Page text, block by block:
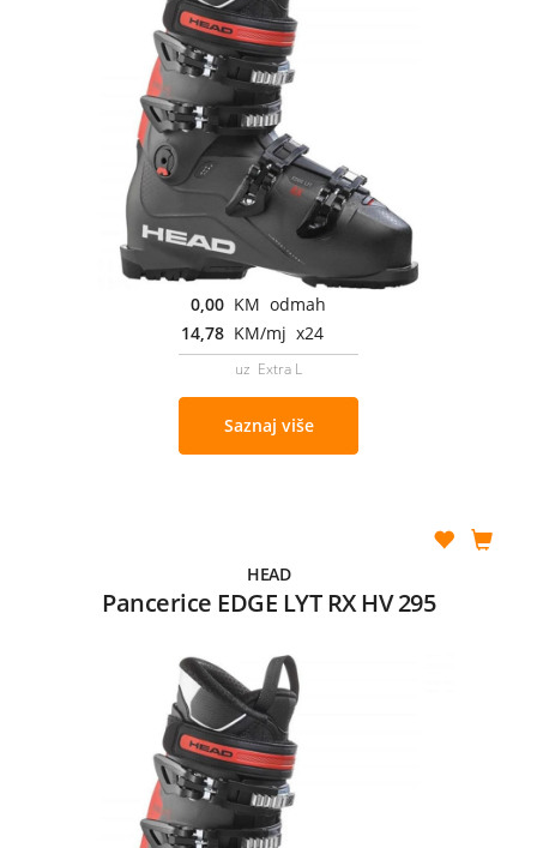
0,00 KM odmah
14,78 KM/mj x24
uz Extra L
Saznaj više
HEAD
Pancerice EDGE LYT RX HV 295